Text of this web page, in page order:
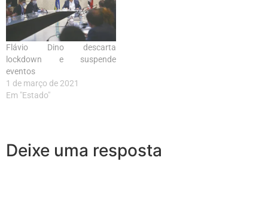
Flávio Dino descarta
lockdown e suspende
eventos
1 de março de 2021
Em "Estado"
Deixe uma resposta